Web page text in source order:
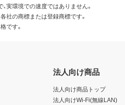
実環境での速度ではありません。
社の商標または登録商標です。
です。
法人向け商品
法人向け商品トップ
法人向けWi-Fi(無線LAN)